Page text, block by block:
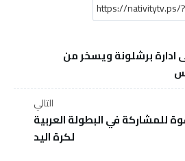
ادارة برشلونة ويسخر من
التالي
للمشاركة في البطولة العربية
لكرة اليد